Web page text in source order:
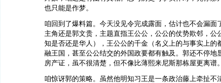
也只能是作梦。
咱回到了爆料篇。今天没见令完成露面，估计也不会漏面
主角还是郭文贵，主题直指王公公，公公的仗势欺邻，公
知是否还是华人），王公公的千金（名义上的与事实上的
融王国，甚至公公结交的外国政要都有触及。郭还不停地
房产证，虽不很清楚，但不像比薄熙来尼斯那栋屋更离谱
咱惊讶郭的策略。虽然他明知习王是一条政治藤上牵扯不